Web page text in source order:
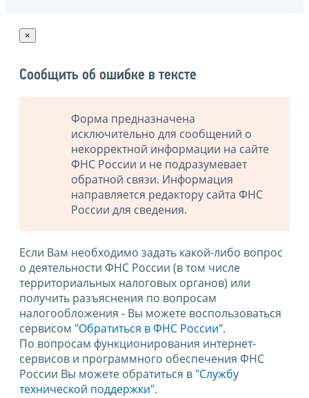
×
Сообщить об ошибке в тексте
Форма предназначена
исключительно для сообщений о
некорректной информации на сайте
ФНС России и не подразумевает
обратной связи. Информация
направляется редактору сайта ФНС
России для сведения.
Если Вам необходимо задать какой-либо вопрос
о деятельности ФНС России (в том числе
территориальных налоговых органов) или
получить разъяснения по вопросам
налогообложения - Вы можете воспользоваться
сервисом "Обратиться в ФНС России".
По вопросам функционирования интернет-
сервисов и программного обеспечения ФНС
России Вы можете обратиться в "Службу
технической поддержки".